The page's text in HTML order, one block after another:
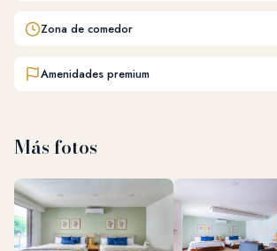
Zona de comedor
Amenidades premium
Más fotos